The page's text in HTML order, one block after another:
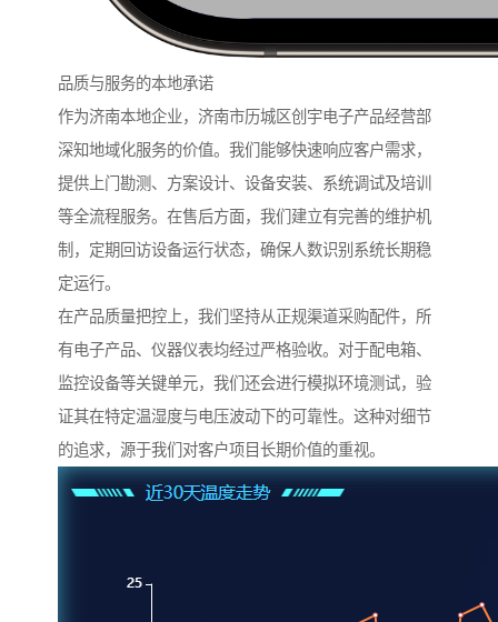
品质与服务的本地承诺
作为济南本地企业，济南市历城区创宇电子产品经营部
深知地域化服务的价值。我们能够快速响应客户需求，
提供上门勘测、方案设计、设备安装、系统调试及培训
等全流程服务。在售后方面，我们建立有完善的维护机
制，定期回访设备运行状态，确保人数识别系统长期稳
定运行。
在产品质量把控上，我们坚持从正规渠道采购配件，所
有电子产品、仪器仪表均经过严格验收。对于配电箱、
监控设备等关键单元，我们还会进行模拟环境测试，验
证其在特定温湿度与电压波动下的可靠性。这种对细节
的追求，源于我们对客户项目长期价值的重视。